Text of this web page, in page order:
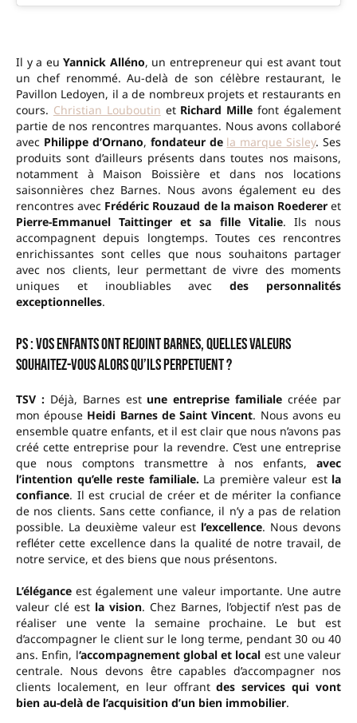
Il y a euYannick Alléno, un entrepreneur qui est avant tout
un chef renommé. Au-delà de son célèbre restaurant, le
Pavillon Ledoyen, il a de nombreux projets et restaurants en
cours. Christian Louboutin et Richard Mille font également
partie de nos rencontres marquantes. Nous avons collaboré
avec Philippe d’Ornano, fondateur de la marque Sisley. Ses
produits sont d’ailleurs présents dans toutes nos maisons,
notamment à Maison Boissière et dans nos locations
saisonnières chez Barnes. Nous avons également eu des
rencontres avec Frédéric Rouzaud de la maison Roedereret
Pierre-Emmanuel Taittinger et sa fille Vitalie. Ils nous
accompagnent depuis longtemps. Toutes ces rencontres
enrichissantes sont celles que nous souhaitons partager
avec nos clients, leur permettant de vivre des moments
uniques et inoubliables avecdes personnalités
exceptionnelles.
PS : Vos enfants ont rejoint Barnes, quelles valeurs
souhaitez-vous alors qu’ils perpetuent ?
TSV :Déjà, Barnes est une entreprise familiale créée par
mon épouse Heidi Barnes de Saint Vincent. Nous avons eu
ensemble quatre enfants, et il est clair que nous n’avons pas
créé cette entreprise pour la revendre. C’est une entreprise
que nous comptons transmettre à nos enfants, avec
l’intention qu’elle reste familiale. La première valeur est la
confiance. Il est crucial de créer et de mériter la confiance
de nos clients. Sans cette confiance, il n’y a pas de relation
possible. La deuxième valeur est l’excellence. Nous devons
refléter cette excellence dans la qualité de notre travail, de
notre service, et des biens que nous présentons.
L’élégance est également une valeur importante. Une autre
valeur clé est la vision. Chez Barnes, l’objectif n’est pas de
réaliser une vente la semaine prochaine. Le but est
d’accompagner le client sur le long terme, pendant 30 ou 40
ans. Enfin, l‘accompagnement global et local est une valeur
centrale. Nous devons être capables d’accompagner nos
clients localement, en leur offrantdes services qui vont
bien au-delà de l’acquisition d’un bien immobilier.